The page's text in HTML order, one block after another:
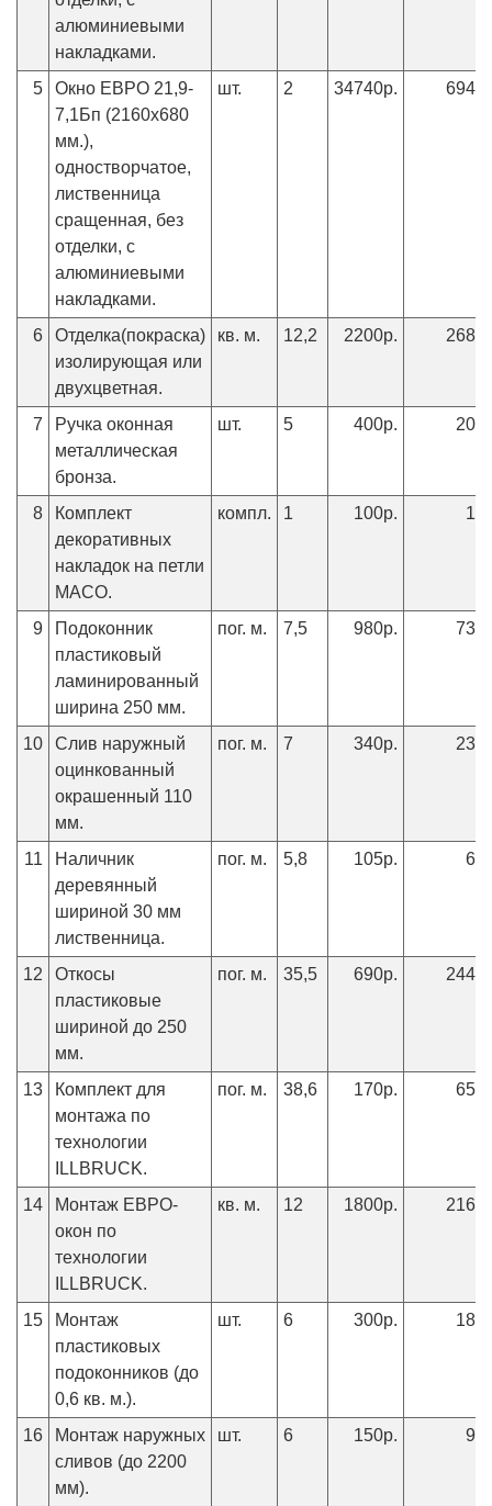
алюминиевыми
накладками.
5
Окно ЕВРО 21,9-
7,1Бп (2160х680
мм.),
одностворчатое,
лиственница
сращенная, без
отделки, с
алюминиевыми
накладками.
шт. 2 34740р.
6
Отделка(покраска)
изолирующая или
двухцветная.
кв. м. 12,2 2200р.
7
Ручка оконная
металлическая
бронза.
шт. 5 400р.
8
Комплект
декоративных
накладок на петли
МАСО.
компл. 1 100р.
9
Подоконник
пластиковый
ламинированный
ширина 250 мм.
пог. м. 7,5 980р.
10
Слив наружный
оцинкованный
окрашенный 110
мм.
пог. м. 7 340р.
11
Наличник
деревянный
шириной 30 мм
лиственница.
пог. м. 5,8 105р.
12
Откосы
пластиковые
шириной до 250
мм.
пог. м. 35,5 690р.
13
Комплект для
монтажа по
технологии
ILLBRUCK.
пог. м. 38,6 170р.
14
Монтаж ЕВРО-
окон по
технологии
ILLBRUCK.
кв. м. 12 1800р.
15
Монтаж
пластиковых
подоконников (до
0,6 кв. м.).
шт. 6 300р.
16
Монтаж наружных
сливов (до 2200
мм).
шт. 6 150р.